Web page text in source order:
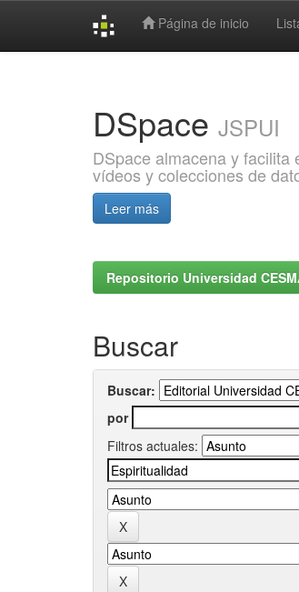
Página de inicio
DSpace JSPUI
DSpace almacena y
vídeos y colecciones de
Leer más
Repositorio Universidad
Buscar
Buscar:
por
Filtros actuales: